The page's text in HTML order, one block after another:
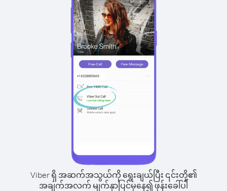
Viber ရှိ အဆက်အသွယ်ကို ရွေးချယ်ပြီး ၎င်းတို့၏
အချက်အလက် မျက်နှာပြင်မှနေ၍ ဖုန်းခေါ်ပါ